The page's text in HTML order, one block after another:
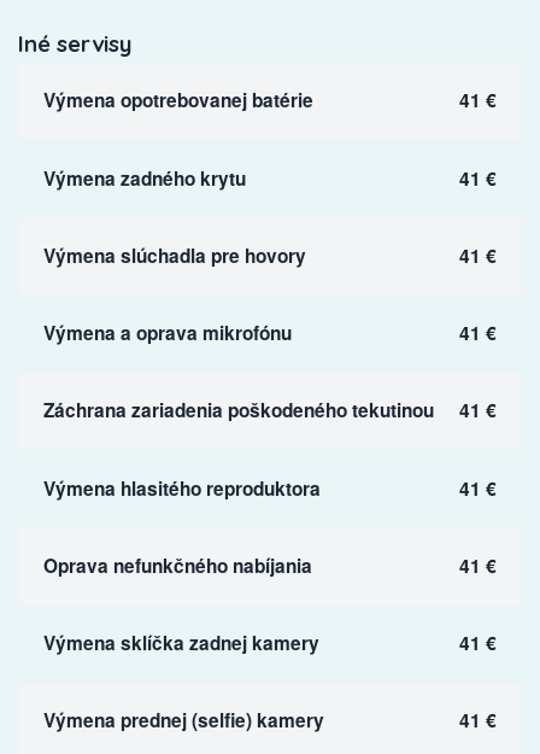
Iné servisy
Výmena opotrebovanej batérie 41 €
Výmena zadného krytu 41 €
Výmena slúchadla pre hovory 41 €
Výmena a oprava mikrofónu 41 €
Záchrana zariadenia poškodeného tekutinou 41 €
Výmena hlasitého reproduktora 41 €
Oprava nefunkčného nabíjania 41 €
Výmena sklíčka zadnej kamery 41 €
Výmena prednej (selfie) kamery 41 €